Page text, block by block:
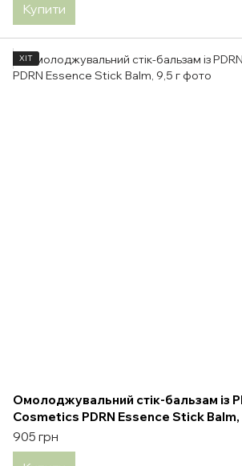
Купити
ХІТ
Омолоджувальний стік-бальзам із
Cosmetics PDRN Essence Stick Balm,
905 грн